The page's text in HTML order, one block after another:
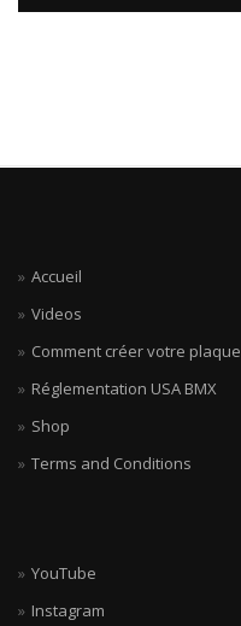
Accueil
Videos
Comment créer votre plaque
Réglementation USA BMX
Shop
Terms and Conditions
YouTube
Instagram